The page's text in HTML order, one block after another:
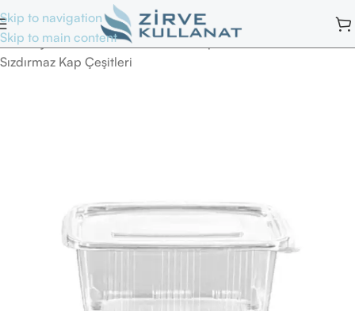
Skip to navigation
Skip to main content
Ana Sayfa/Tek Kullanımlık Yemek Kapları /
Sızdırmaz Kap Çeşitleri